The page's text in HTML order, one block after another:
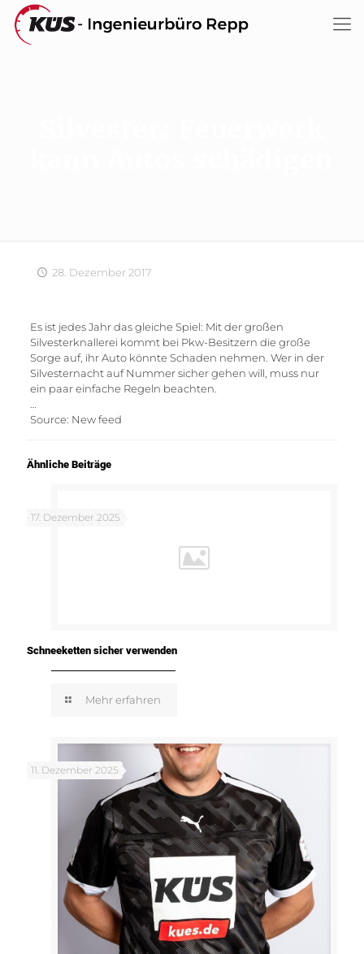
28. Dezember 2017
Es ist jedes Jahr das gleiche Spiel: Mit der großen
Silvesterknallerei kommt bei Pkw-Besitzern die große
Sorge auf, ihr Auto könnte Schaden nehmen. Wer in der
Silvesternacht auf Nummer sicher gehen will, muss nur
ein paar einfache Regeln beachten.
Source: New feed
Ähnliche Beiträge
17. Dezember 2025
Schneeketten sicher verwenden
Mehr erfahren
11. Dezember 2025